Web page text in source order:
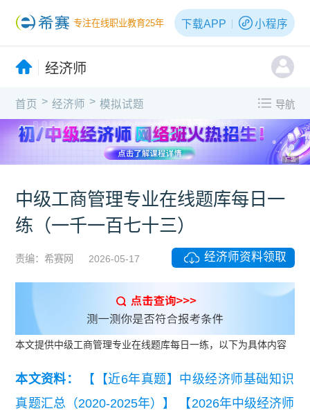
专注在线职业教育25年 下载APP 小程序
经济师
首页 > 经济师 > 模拟试题 导航
广告
中级工商管理专业在线题库每日一
练（一千一百七十三）
责编：希赛网 2026-05-17 经济师资料领取
本文提供中级工商管理专业在线题库每日一练，以下为具体内容
本文资料：
【【近6年真题】中级经济师基础知识
真题汇总（2020-2025年）】
【2026年中级经济师